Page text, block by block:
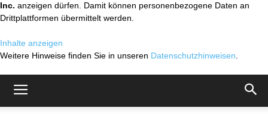
Inc. anzeigen dürfen. Damit können personenbezogene Daten an
Drittplattformen übermittelt werden.
Inhalte anzeigen
Weitere Hinweise finden Sie in unseren Datenschutzhinweisen